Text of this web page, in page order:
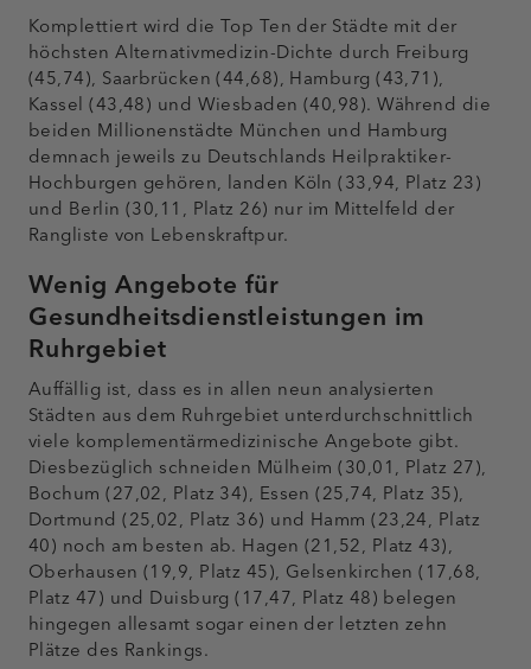
Komplettiert wird die Top Ten der Städte mit der
höchsten Alternativmedizin-Dichte durch Freiburg
(45,74), Saarbrücken (44,68), Hamburg (43,71),
Kassel (43,48) und Wiesbaden (40,98). Während die
beiden Millionenstädte München und Hamburg
demnach jeweils zu Deutschlands Heilpraktiker-
Hochburgen gehören, landen Köln (33,94, Platz 23)
und Berlin (30,11, Platz 26) nur im Mittelfeld der
Rangliste von Lebenskraftpur.
Wenig Angebote für
Gesundheitsdienstleistungen im
Ruhrgebiet
Auffällig ist, dass es in allen neun analysierten
Städten aus dem Ruhrgebiet unterdurchschnittlich
viele komplementärmedizinische Angebote gibt.
Diesbezüglich schneiden Mülheim (30,01, Platz 27),
Bochum (27,02, Platz 34), Essen (25,74, Platz 35),
Dortmund (25,02, Platz 36) und Hamm (23,24, Platz
40) noch am besten ab. Hagen (21,52, Platz 43),
Oberhausen (19,9, Platz 45), Gelsenkirchen (17,68,
Platz 47) und Duisburg (17,47, Platz 48) belegen
hingegen allesamt sogar einen der letzten zehn
Plätze des Rankings.